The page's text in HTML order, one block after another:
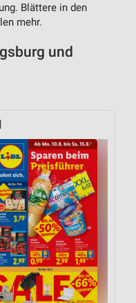
Blättere in den
mehr.
und